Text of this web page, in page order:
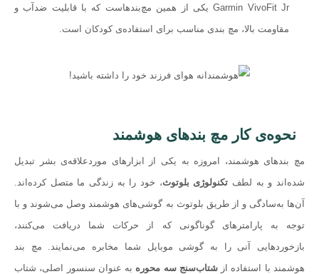
Garmin VivoFit Jr یکی از همین مچ‌بندهاست که با قابلیت ضدآب و
مقاومت بالا، مچ بندی مناسب برای استفاده‌ی کودکان است.
نحوه‌ی کار مچ بندهای هوشمند
مچ بندهای هوشمند، امروزه به یکی از ابزارهای موردعلاقه‌ی بشر تبدیل
شده‌اند و به لطف تکنولوژی بلوتوث، خود را به زندگی ما متصل کرده‌اند.
آن‌ها به‌سادگی و از طریق بلوتوث به گوشی‌های هوشمند وصل می‌شوند و با
توجه به پارامترهای گوناگونی که از حرکات شما دریافت می‌کنند،
بازخوردهایی آنی را به گوشی موبایل شما مخابره می‌نمایند. مچ بند
هوشمند با استفاده ازشتاب‌سنج سه ‌محوره به عنوان سنسور اصلی، شتاب